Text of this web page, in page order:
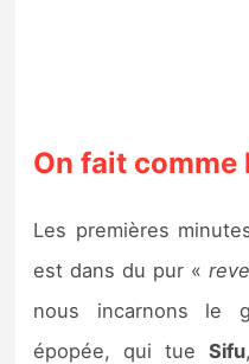
On fait
Les premières
est dans du pur «
nous incarnons le
épopée, qui tueSifu